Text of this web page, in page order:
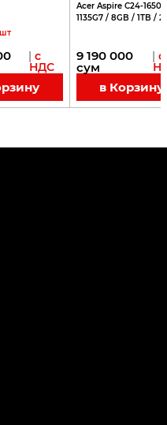
шт
| с
НДС
Acer Aspire C24-1650
1135G7 / 8GB / 1TB /
9 190 000
сум
| с
в Корзину